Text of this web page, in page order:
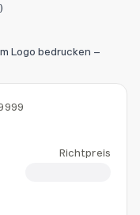
Richtpreis
Logo bedrucken –